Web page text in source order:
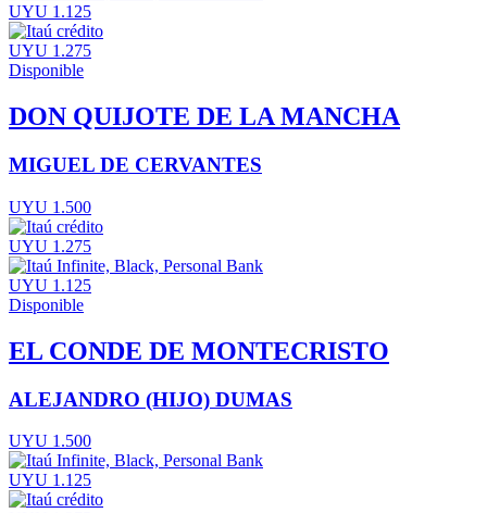
UYU 1.125
UYU 1.275
Disponible
DON QUIJOTE DE LA MANCHA
MIGUEL DE CERVANTES
UYU 1.500
UYU 1.275
UYU 1.125
Disponible
EL CONDE DE MONTECRISTO
ALEJANDRO (HIJO) DUMAS
UYU 1.500
UYU 1.125